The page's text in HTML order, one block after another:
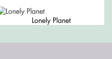
Lonely Planet